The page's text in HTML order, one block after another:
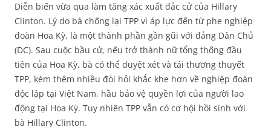
Diễn biến vừa qua làm tăng xác xuất đắc cử của Hillary
Clinton. Lý do bà chống lại TPP vì áp lực đến từ phe nghiệp
đoàn Hoa Kỳ, là một thành phần gần gũi với đảng Dân Chủ
(DC). Sau cuộc bầu cử, nếu trở thành nữ tổng thống đầu
tiên của Hoa Kỳ, bà có thể duyệt xét và tái thương thuyết
TPP, kèm thêm nhiều đòi hỏi khắc khe hơn về nghiệp đoàn
độc lập tại Việt Nam, hầu bảo vệ quyền lợi của người lao
động tại Hoa Kỳ. Tuy nhiên TPP vẫn có cơ hội hồi sinh với
bà Hillary Clinton.